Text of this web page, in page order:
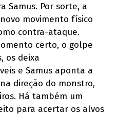
Samus. Por sorte, a
movimento físico
contra-ataque.
certo, o golpe
os deixa
e Samus aponta a
direção do monstro,
Há também um
para acertar os alvos